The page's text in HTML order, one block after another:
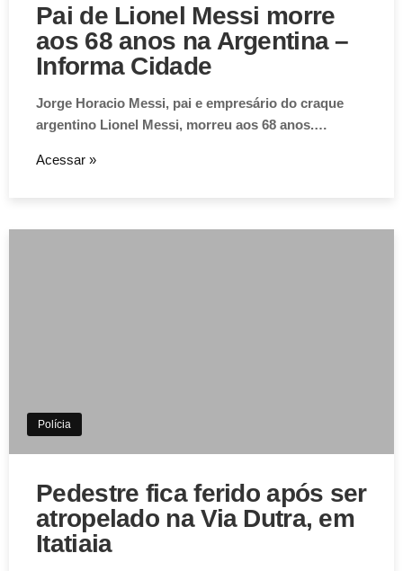
Pai de Lionel Messi morre
aos 68 anos na Argentina –
Informa Cidade
Jorge Horacio Messi, pai e empresário do craque
argentino Lionel Messi, morreu aos 68 anos.…
Acessar »
Polícia
Pedestre fica ferido após ser
atropelado na Via Dutra, em
Itatiaia